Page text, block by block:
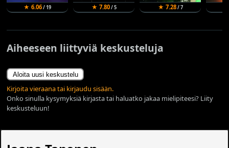
★ 6.06/ 19 ★ 7.80/ 5 ★ 7.28/ 7
Aiheeseen liittyviä keskusteluja
Aloita uusi keskustelu
Kirjoita vieraana tai kirjaudu sisään.
Onko sinulla kysymyksiä kirjasta tai haluatko jakaa mielipiteesi? Liity
keskusteluun!